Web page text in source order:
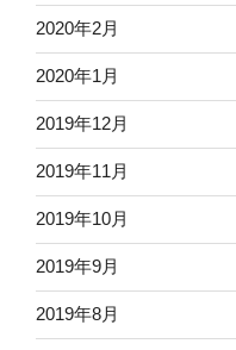
2020年2月
2020年1月
2019年12月
2019年11月
2019年10月
2019年9月
2019年8月